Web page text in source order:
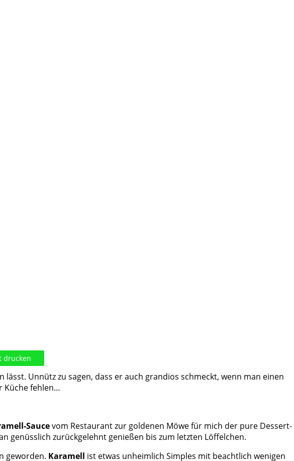
drucken
Unnütz zu sagen, dass er auch grandios schmeckt, wenn man einen
Küche fehlen…
Saucevom Restaurant zur goldenen Möwe für mich der pure Dessert-
genüsslich zurückgelehnt genießen bis zum letzten Löffelchen.
geworden. Karamell ist etwas unheimlich Simples mit beachtlich wenigen